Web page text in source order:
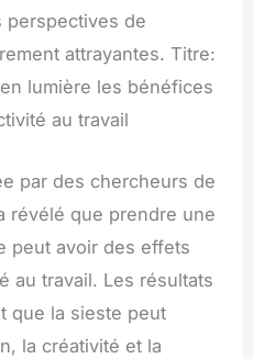
perspectives de
attrayantes. Titre:
lumière les bénéfices
au travail
par des chercheurs de
révélé que prendre une
peut avoir des effets
au travail. Les résultats
que la sieste peut
la créativité et la